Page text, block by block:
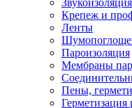
Крепеж и
Ленты
Пароизоляция
Мембраны
Пены,
Герметизация